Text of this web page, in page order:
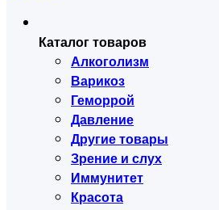
Каталог товаров
Алкоголизм
Варикоз
Геморрой
Давление
Другие товары
Зрение и слух
Иммунитет
Красота